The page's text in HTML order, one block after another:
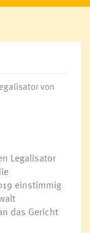
von
Legalisator
einstimmig
das Gericht